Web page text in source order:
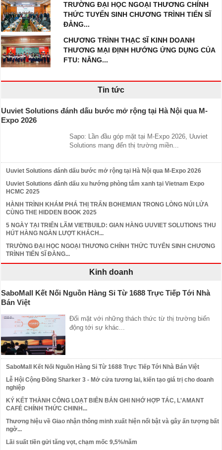
TRƯỜNG ĐẠI HỌC NGOẠI THƯƠNG CHÍNH
THỨC TUYỂN SINH CHƯƠNG TRÌNH TIẾN SĨ
ĐẲNG...
CHƯƠNG TRÌNH THẠC SĨ KINH DOANH
THƯƠNG MẠI ĐỊNH HƯỚNG ỨNG DỤNG CỦA
FTU: NÂNG...
Tin tức
Uuviet Solutions đánh dấu bước mở rộng tại Hà Nội qua M-
Expo 2026
Sapo: Lần đầu góp mặt tại M-Expo 2026, Uuviet
Solutions mang đến thị trường miền...
Uuviet Solutions đánh dấu bước mở rộng tại Hà Nội qua M-Expo 2026
Uuviet Solutions đánh dấu xu hướng phòng tắm xanh tại Vietnam Expo
HCMC 2025
HÀNH TRÌNH KHÁM PHÁ THỊ TRẤN BOHEMIAN TRONG LÒNG NÚI LỬA
CÙNG THE HIDDEN BOOK 2025
5 NGÀY TẠI TRIỂN LÃM VIETBUILD: GIAN HÀNG UUVIET SOLUTIONS THU
HÚT HÀNG NGÀN LƯỢT KHÁCH...
TRƯỜNG ĐẠI HỌC NGOẠI THƯƠNG CHÍNH THỨC TUYỂN SINH CHƯƠNG
TRÌNH TIẾN SĨ ĐẲNG...
Kinh doanh
SaboMall Kết Nối Nguồn Hàng Sỉ Từ 1688 Trực Tiếp Tới Nhà
Bán Việt
Đối mặt với những thách thức từ thị trường biến
động tới sự khác...
SaboMall Kết Nối Nguồn Hàng Sỉ Từ 1688 Trực Tiếp Tới Nhà Bán Việt
Lễ Hội Cộng Đồng Sharker 3 - Mở cửa tương lai, kiến tạo giá trị cho doanh
nghiệp
KÝ KẾT THÀNH CÔNG LOẠT BIÊN BẢN GHI NHỚ HỢP TÁC, L'AMANT
CAFÉ CHÍNH THỨC CHINH...
Thương hiệu về Giao nhận thông minh xuất hiện nổi bật và gây ấn tượng bất
ngờ...
Lãi suất tiền gửi tăng vọt, chạm mốc 9,5%/năm